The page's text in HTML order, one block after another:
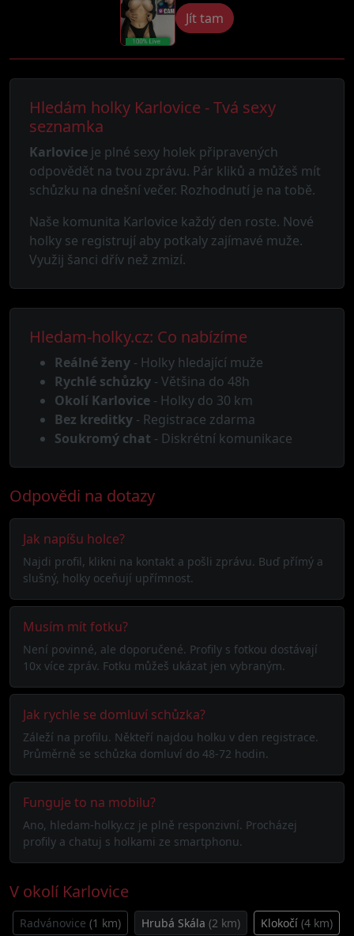
Jít tam
Hledám holky Karlovice - Tvá sexy
seznamka
Karlovice je plné sexy holek připravených
odpovědět na tvou zprávu. Pár kliků a můžeš mít
schůzku na dnešní večer. Rozhodnutí je na tobě.
Naše komunita Karlovice každý den roste. Nové
holky se registrují aby potkaly zajímavé muže.
Využij šanci dřív než zmizí.
Hledam-holky.cz: Co nabízíme
Reálné ženy - Holky hledající muže
Rychlé schůzky - Většina do 48h
Okolí Karlovice - Holky do 30 km
Bez kreditky - Registrace zdarma
Soukromý chat - Diskrétní komunikace
Odpovědi na dotazy
Jak napíšu holce?
Najdi profil, klikni na kontakt a pošli zprávu. Buď přímý a
slušný, holky oceňují upřímnost.
Musím mít fotku?
Není povinné, ale doporučené. Profily s fotkou dostávají
10x více zpráv. Fotku můžeš ukázat jen vybraným.
Jak rychle se domluví schůzka?
Záleží na profilu. Někteří najdou holku v den registrace.
Průměrně se schůzka domluví do 48-72 hodin.
Funguje to na mobilu?
Ano, hledam-holky.cz je plně responzivní. Procházej
profily a chatuj s holkami ze smartphonu.
V okolí Karlovice
Radvánovice (1 km) Hrubá Skála (2 km) Klokočí (4 km)